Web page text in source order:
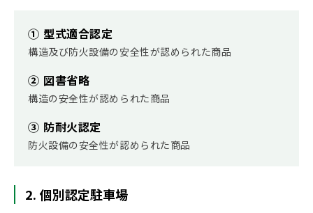
① 型式適合認定
構造及び防火設備の安全性が認められた商品
② 図書省略
構造の安全性が認められた商品
③ 防耐火認定
防火設備の安全性が認められた商品
2. 個別認定駐車場